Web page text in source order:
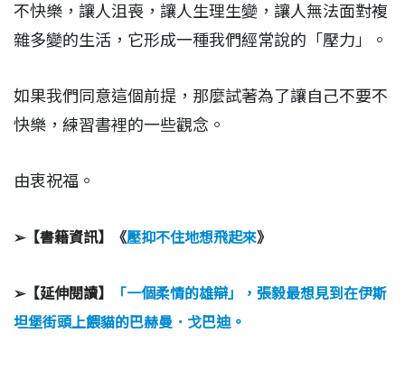
不快樂，讓人沮喪，讓人生理生變，讓人無法面對複
雜多變的生活，它形成一種我們經常說的「壓力」。
如果我們同意這個前提，那麼試著為了讓自己不要不
快樂，練習書裡的一些觀念。
由衷祝福。
➢【書籍資訊】《壓抑不住地想飛起來》
➢【延伸閱讀】
「一個柔情的雄辯」，張毅最想見到在伊斯
坦堡街頭上餵貓的巴赫曼．戈巴迪。